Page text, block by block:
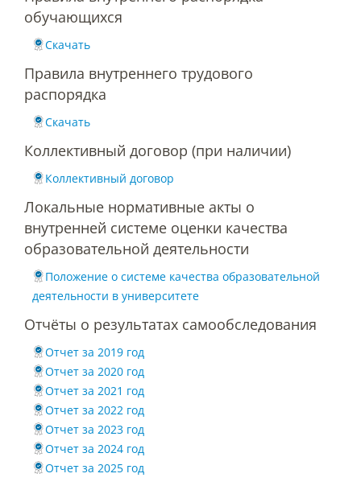
Материально-техническое
образовательного процесса
Стипендии и меры поддержки
обучающихся
Финансово-хозяйственная
деятельность
Вакантные места для приёма
(перевода) обучающихся
Доступная среда
Международное сотрудничество
обучающихся
Скачать
Правила внутреннего трудового
распорядка
Скачать
Коллективный договор (при наличии)
Коллективный договор
Локальные нормативные акты о
внутренней системе оценки качества
образовательной деятельности
Положение о системе качества образовательной
деятельности в университете
Отчёты о результатах самообследования
Отчет за 2019 год
Отчет за 2020 год
Отчет за 2021 год
Отчет за 2022 год
Отчет за 2023 год
Отчет за 2024 год
Отчет за 2025 год